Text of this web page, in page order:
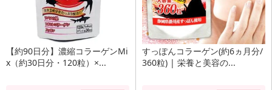
【約90日分】濃縮コラーゲンMi
x（約30日分・120粒）×...
すっぽんコラーゲン(約6ヵ月分/
360粒) | 栄養と美容の...